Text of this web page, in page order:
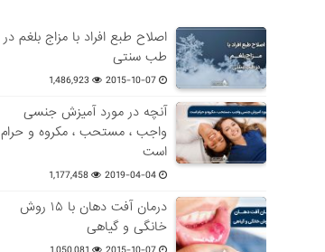
اصلاح طبع افراد با مزاج بلغم در
طب سنتی
2015-10-07
1,486,923
آنچه در مورد آمیزش جنسی
واجب ، مستحب ، مکروه و حرام
است
2019-04-04
1,177,458
درمان آفت دهان با ۱۵ روش
خانگی و گیاهی